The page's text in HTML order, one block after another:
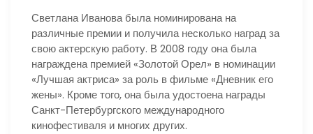
Светлана Иванова была номинирована на
различные премии и получила несколько наград за
свою актерскую работу. В 2008 году она была
награждена премией «Золотой Орел» в номинации
«Лучшая актриса» за роль в фильме «Дневник его
жены». Кроме того, она была удостоена награды
Санкт-Петербургского международного
кинофестиваля и многих других.